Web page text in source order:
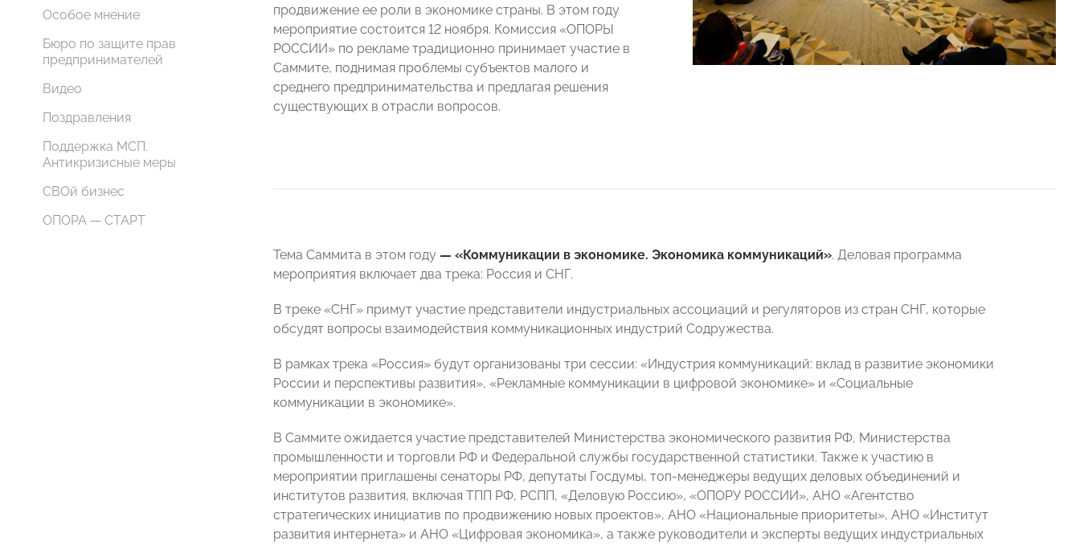
Особое мнение
Бюро по защите прав
предпринимателей
Видео
Поздравления
Поддержка МСП.
Антикризисные меры
СВОй бизнес
ОПОРА — СТАРТ
продвижение ее роли в экономике страны. В этом году
мероприятие состоится 12 ноября. Комиссия «ОПОРЫ
РОССИИ» по рекламе традиционно принимает участие в
Саммите, поднимая проблемы субъектов малого и
среднего предпринимательства и предлагая решения
существующих в отрасли вопросов.
Тема Саммита в этом году — «Коммуникации в экономике. Экономика коммуникаций». Деловая программа
мероприятия включает два трека: Россия и СНГ.
В треке «СНГ» примут участие представители индустриальных ассоциаций и регуляторов из стран СНГ, которые
обсудят вопросы взаимодействия коммуникационных индустрий Содружества.
В рамках трека «Россия» будут организованы три сессии: «Индустрия коммуникаций: вклад в развитие экономики
России и перспективы развития», «Рекламные коммуникации в цифровой экономике» и «Социальные
коммуникации в экономике».
В Саммите ожидается участие представителей Министерства экономического развития РФ, Министерства
промышленности и торговли РФ и Федеральной службы государственной статистики. Также к участию в
мероприятии приглашены сенаторы РФ, депутаты Госдумы, топ-менеджеры ведущих деловых объединений и
институтов развития, включая ТПП РФ, РСПП, «Деловую Россию», «ОПОРУ РОССИИ», АНО «Агентство
стратегических инициатив по продвижению новых проектов», АНО «Национальные приоритеты», АНО «Институт
развития интернета» и АНО «Цифровая экономика», а также руководители и эксперты ведущих индустриальных